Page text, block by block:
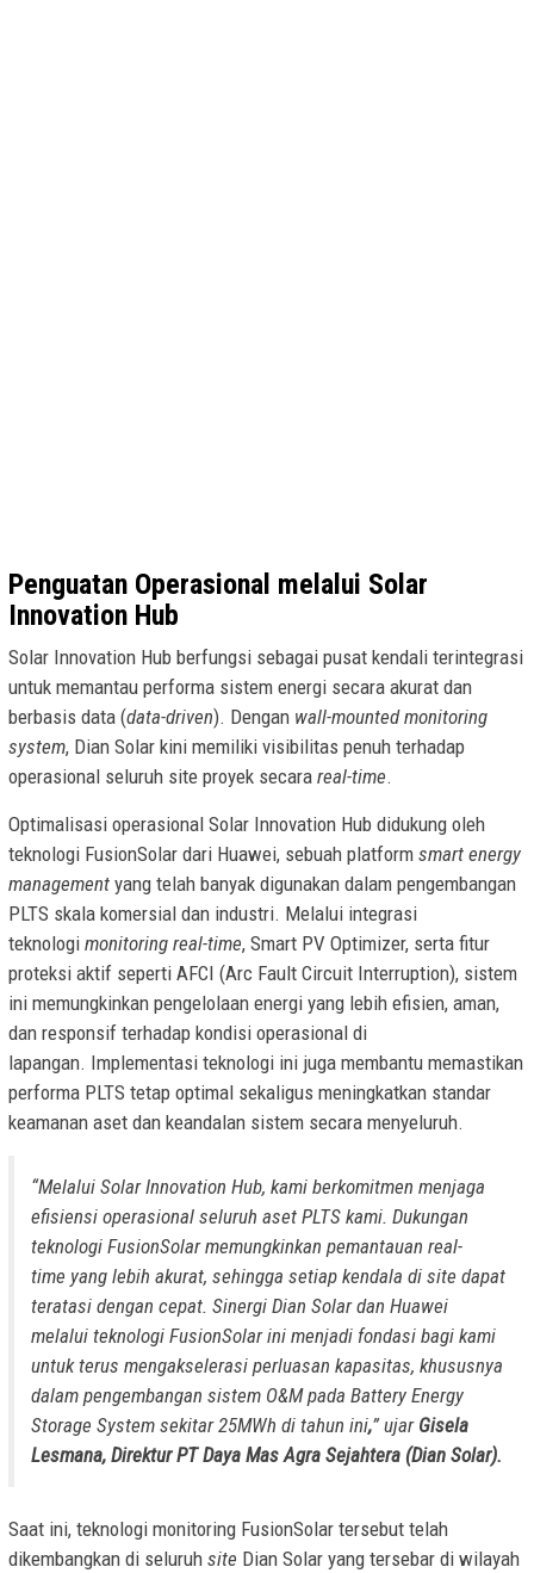
Penguatan Operasional melalui Solar
Innovation Hub
Solar Innovation Hub berfungsi sebagai pusat kendali terintegrasi
untuk memantau performa sistem energi secara akurat dan
berbasis data (data-driven). Dengan wall-mounted monitoring
system, Dian Solar kini memiliki visibilitas penuh terhadap
operasional seluruh site proyek secara real-time.
Optimalisasi operasional Solar Innovation Hub didukung oleh
teknologi FusionSolar dari Huawei, sebuah platform smart energy
management yang telah banyak digunakan dalam pengembangan
PLTS skala komersial dan industri. Melalui integrasi
teknologi monitoring real-time, Smart PV Optimizer, serta fitur
proteksi aktif seperti AFCI (Arc Fault Circuit Interruption), sistem
ini memungkinkan pengelolaan energi yang lebih efisien, aman,
dan responsif terhadap kondisi operasional di
lapangan. Implementasi teknologi ini juga membantu memastikan
performa PLTS tetap optimal sekaligus meningkatkan standar
keamanan aset dan keandalan sistem secara menyeluruh.
“Melalui Solar Innovation Hub, kami berkomitmen menjaga
efisiensi operasional seluruh aset PLTS kami. Dukungan
teknologi FusionSolar memungkinkan pemantauan real-
time yang lebih akurat, sehingga setiap kendala di site dapat
teratasi dengan cepat. Sinergi Dian Solar dan Huawei
melalui teknologi FusionSolar ini menjadi fondasi bagi kami
untuk terus mengakselerasi perluasan kapasitas, khususnya
dalam pengembangan sistem O&M pada Battery Energy
Storage System sekitar 25MWh di tahun ini,” ujarGisela
Lesmana, Direktur PT Daya Mas Agra Sejahtera (Dian Solar).
Saat ini, teknologi monitoring FusionSolar tersebut telah
dikembangkan di seluruh site Dian Solar yang tersebar di wilayah